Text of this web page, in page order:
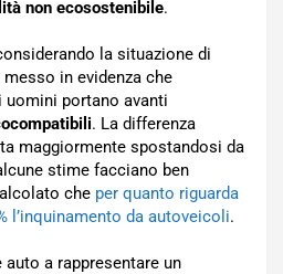
non ecosostenibile.
la situazione di
in evidenza che
uomini portano avanti
. La differenza
maggiormente spostandosi da
stime facciano ben
che per quanto riguarda
l’inquinamento da autoveicoli.
a rappresentare un